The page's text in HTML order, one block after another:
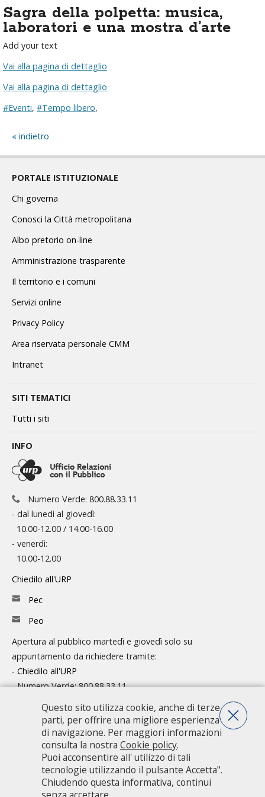
Sagra della polpetta: musica,
laboratori e una mostra d’arte
Add your text
Vai alla pagina di dettaglio
Vai alla pagina di dettaglio
#Eventi, #Tempo libero,
indietro
PORTALE ISTITUZIONALE
Chi governa
Conosci la Città metropolitana
Albo pretorio on-line
Amministrazione trasparente
Il territorio e i comuni
Servizi online
Privacy Policy
Area riservata personale CMM
Intranet
SITI TEMATICI
Tutti i siti
INFO
Numero Verde: 800.88.33.11
- dal lunedì al giovedì:
10.00-12.00 / 14.00-16.00
- venerdì:
10.00-12.00
Chiedilo all'URP
Pec
Peo
Apertura al pubblico martedì e giovedì solo su
appuntamento da richiedere tramite:
- Chiedilo all'URP
- Numero Verde: 800.88.33.11
Consulta l'organigramma
Accedi agli atti
Guida pratica ai servizi e alla modulistica
Città metropolitana di Milano - Via Vivaio, 1 - 20122 Milano - centralino
Questo sito utilizza cookie, anche di terze
parti, per offrire una migliore esperienza
di navigazione. Per maggiori informazioni
consulta la nostra Cookie policy.
Puoi acconsentire all' utilizzo di tali
tecnologie utilizzando il pulsante Accetta".
Chiudendo questa informativa, continui